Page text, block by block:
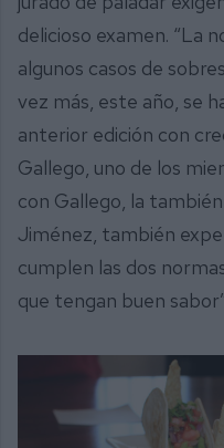
delicioso examen. “La
algunos casos de
vez más, este año, se
anterior edición con
Gallego, uno de los
con Gallego, la
Jiménez, también
cumplen las dos
que tengan buen